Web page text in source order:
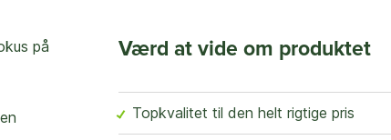
på
Værd at vide om produktet
Topkvalitet til den helt rigtige pris